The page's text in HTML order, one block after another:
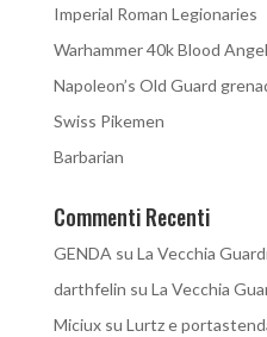
Imperial Roman Legionaries
Warhammer 40k Blood
Napoleon’s Old Guard
Swiss Pikemen
Barbarian
Commenti Recenti
GENDA su La Vecchia
darthfelin su La Vecchia
Miciuxsu Lurtz e